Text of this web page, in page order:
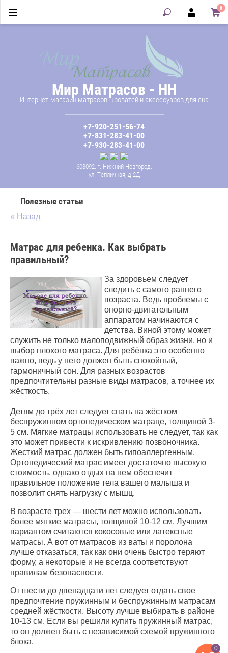
0
0
Мир Матрасов - НН
Интернет-магазин матрасов, кроватей и аксессуаров для сна
+7-920-251-56-74
+7-831-283-41-00
+7-930-283-41-00
603092, г. Нижний Новгород,
ул. Тепличная, д.2Д
Полезные статьи
« Назад
Матрас для ребенка. Как выбрать
правильный?
За здоровьем следует
следить с самого раннего
возраста. Ведь проблемы с
опорно-двигательным
аппаратом начинаются с
детства. Виной этому может
служить не только малоподвижный образ жизни, но и
выбор плохого матраса. Для ребёнка это особенно
важно, ведь у него должен быть спокойный,
гармоничный сон. Для разных возрастов
предпочтительны разные виды матрасов, а точнее их
жёсткость.
Детям до трёх лет следует спать на жёстком
беспружинном ортопедическом матраце, толщиной 3-
5 см. Мягкие матрацы использовать не следует, так как
это может привести к искривлению позвоночника.
Жесткий матрас должен быть гипоаллергенным.
Ортопедический матрас имеет достаточно высокую
стоимость, однако отдых на нем обеспечит
правильное положение тела вашего малыша и
позволит снять нагрузку с мышц.
В возрасте трех — шести лет можно использовать
более мягкие матрасы, толщиной 10-12 см. Лучшим
вариантом считаются кокосовые или латексные
матрасы. А вот от матрасов из ваты и поролона
лучше отказаться, так как они очень быстро теряют
форму, а некоторые и не всегда соответствуют
правилам безопасности.
От шести до двенадцати лет следует отдать свое
предпочтение пружинным и беспружинным матрасам
средней жёсткости. Высоту лучше выбирать в районе
10-13 см. Если вы решили купить пружинный матрас,
то он должен быть с независимой схемой пружинного
блока.